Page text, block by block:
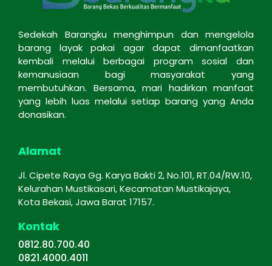
Sedekah Barangku menghimpun dan mengelola
barang layak pakai agar dapat dimanfaatkan
kembali melalui berbagai program sosial dan
kemanusiaan bagi masyarakat yang
membutuhkan. Bersama, mari hadirkan manfaat
yang lebih luas melalui setiap barang yang Anda
donasikan.
Alamat
Jl. Cipete Raya Gg. Karya Bakti 2, No.101, RT.04/RW.10,
Kelurahan Mustikasari, Kecamatan Mustikajaya,
Kota Bekasi, Jawa Barat 17157.
Kontak
0812.80.700.40
0821.4000.4011